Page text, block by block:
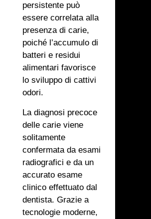
persistente può
essere correlata alla
presenza di carie,
poiché l’accumulo di
batteri e residui
alimentari favorisce
lo sviluppo di cattivi
odori.
La diagnosi precoce
delle carie viene
solitamente
confermata da esami
radiografici e da un
accurato esame
clinico effettuato dal
dentista. Grazie a
tecnologie moderne,